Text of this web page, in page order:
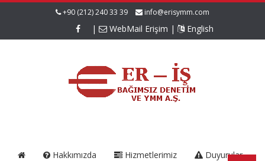
+90 (212) 240 33 39 info@erisymm.com
| WebMail Erişim | English
Hakkımızda Hizmetlerimiz Duyurular